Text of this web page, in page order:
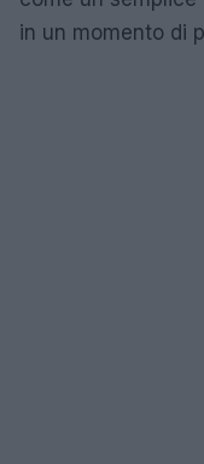
in un momento di